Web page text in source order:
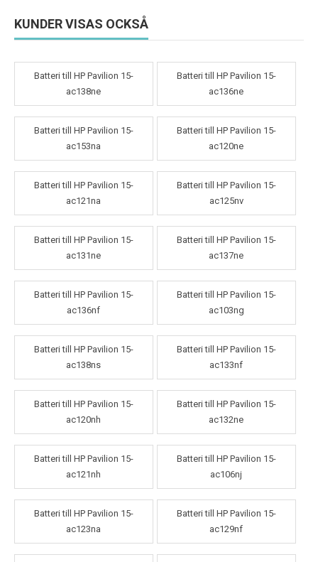
KUNDER VISAS OCKSÅ
Batteri till HP Pavilion 15-
ac138ne
Batteri till HP Pavilion 15-
ac136ne
Batteri till HP Pavilion 15-
ac153na
Batteri till HP Pavilion 15-
ac120ne
Batteri till HP Pavilion 15-
ac121na
Batteri till HP Pavilion 15-
ac125nv
Batteri till HP Pavilion 15-
ac131ne
Batteri till HP Pavilion 15-
ac137ne
Batteri till HP Pavilion 15-
ac136nf
Batteri till HP Pavilion 15-
ac103ng
Batteri till HP Pavilion 15-
ac138ns
Batteri till HP Pavilion 15-
ac133nf
Batteri till HP Pavilion 15-
ac120nh
Batteri till HP Pavilion 15-
ac132ne
Batteri till HP Pavilion 15-
ac121nh
Batteri till HP Pavilion 15-
ac106nj
Batteri till HP Pavilion 15-
ac123na
Batteri till HP Pavilion 15-
ac129nf